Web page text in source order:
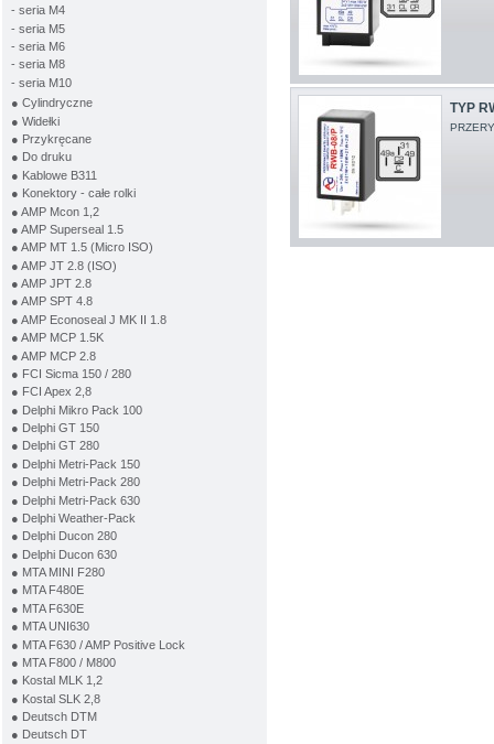
- seria M4
- seria M5
- seria M6
- seria M8
- seria M10
● Cylindryczne
● Widełki
● Przykręcane
● Do druku
● Kablowe B311
● Konektory - całe rolki
● AMP Mcon 1,2
● AMP Superseal 1.5
● AMP MT 1.5 (Micro ISO)
● AMP JT 2.8 (ISO)
● AMP JPT 2.8
● AMP SPT 4.8
● AMP Econoseal J MK II 1.8
● AMP MCP 1.5K
● AMP MCP 2.8
● FCI Sicma 150 / 280
● FCI Apex 2,8
● Delphi Mikro Pack 100
● Delphi GT 150
● Delphi GT 280
● Delphi Metri-Pack 150
● Delphi Metri-Pack 280
● Delphi Metri-Pack 630
● Delphi Weather-Pack
● Delphi Ducon 280
● Delphi Ducon 630
● MTA MINI F280
● MTA F480E
● MTA F630E
● MTA UNI630
● MTA F630 / AMP Positive Lock
● MTA F800 / M800
● Kostal MLK 1,2
● Kostal SLK 2,8
● Deutsch DTM
● Deutsch DT
TYP